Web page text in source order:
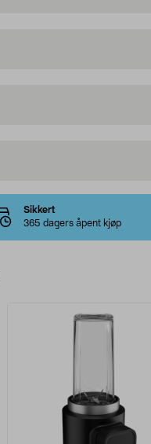
Sikkert
365 dagers åpent kjøp